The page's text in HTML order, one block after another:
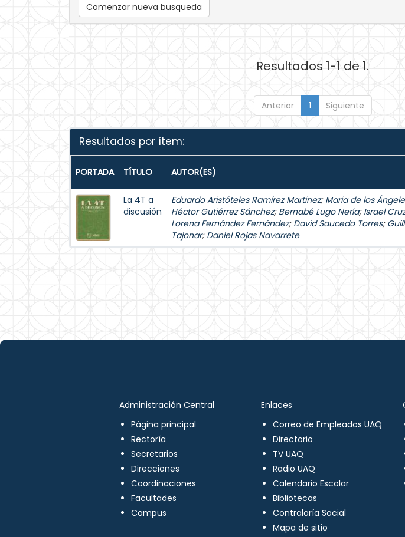
Comenzar nueva busqueda
Resultados 1-1 de 1.
Anterior 1 Siguiente
Resultados por ítem:
PORTADA TÍTULO AUTOR(ES)
La 4T a
discusión
Eduardo Aristóteles Ramírez Martínez; María de los
Héctor Gutiérrez Sánchez; Bernabé Lugo Nería; Israel
Lorena Fernández Fernández; David Saucedo Torres;
Tajonar; Daniel Rojas Navarrete
Administración Central
Página principal
Rectoría
Secretarios
Direcciones
Coordinaciones
Facultades
Campus
Enlaces
Correo de Empleados UAQ
Directorio
TV UAQ
Radio UAQ
Calendario Escolar
Bibliotecas
Contraloría Social
Mapa de sitio